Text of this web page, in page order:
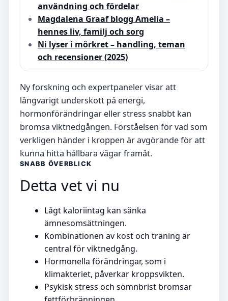
användning och fördelar
Magdalena Graaf blogg Amelia –
hennes liv, familj och sorg
Ni lyser i mörkret – handling, teman
och recensioner (2025)
Ny forskning och expertpaneler visar att
långvarigt underskott på energi,
hormonförändringar eller stress snabbt kan
bromsa viktnedgången. Förståelsen för vad som
verkligen händer i kroppen är avgörande för att
kunna hitta hållbara vägar framåt.
SNABB ÖVERBLICK
Detta vet vi nu
Lågt kaloriintag kan sänka
ämnesomsättningen.
Kombinationen av kost och träning är
central för viktnedgång.
Hormonella förändringar, som i
klimakteriet, påverkar kroppsvikten.
Psykisk stress och sömnbrist bromsar